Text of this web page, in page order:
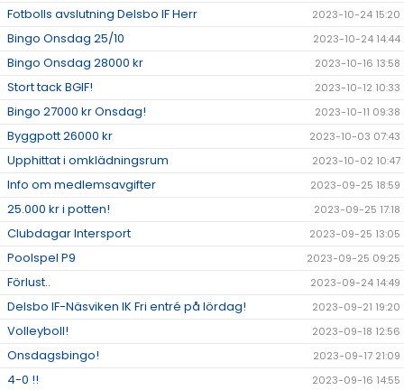
Fotbolls avslutning Delsbo IF Herr 2023-10-24 15:20
Bingo Onsdag 25/10 2023-10-24 14:44
Bingo Onsdag 28000 kr 2023-10-16 13:58
Stort tack BGIF! 2023-10-12 10:33
Bingo 27000 kr Onsdag! 2023-10-11 09:38
Byggpott 26000 kr 2023-10-03 07:43
Upphittat i omklädningsrum 2023-10-02 10:47
Info om medlemsavgifter 2023-09-25 18:59
25.000 kr i potten! 2023-09-25 17:18
Clubdagar Intersport 2023-09-25 13:05
Poolspel P9 2023-09-25 09:25
Förlust.. 2023-09-24 14:49
Delsbo IF-Näsviken IK Fri entré på lördag! 2023-09-21 19:20
Volleyboll! 2023-09-18 12:56
Onsdagsbingo! 2023-09-17 21:09
4-0 !! 2023-09-16 14:55